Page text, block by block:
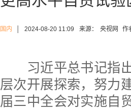
国内 2024-08-20 11:09 来源： 央视网 作
习近平总书记指出
层次开展探索，努力
届三中全会对实施自